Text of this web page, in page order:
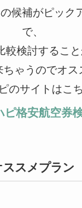
候補がピック
で、
較検討すること
ゃうのでオス
のサイトはこ
ピ格安航空券
ススメプラン